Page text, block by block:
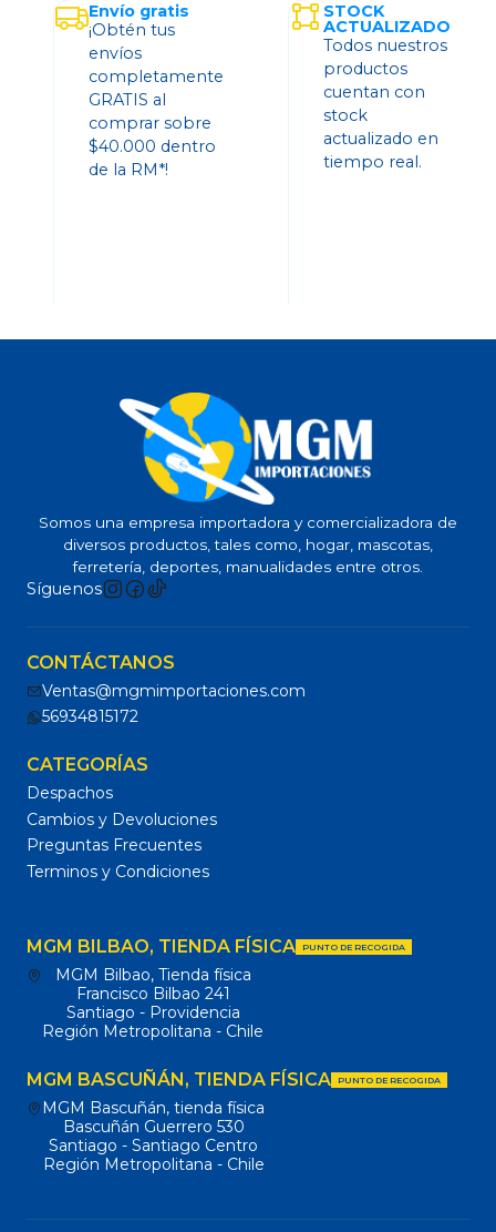
Envío gratis
¡Obtén tus
envíos
completamente
GRATIS al
comprar sobre
$40.000 dentro
de la RM*!
STOCK
ACTUALIZADO
Todos nuestros
productos
cuentan con
stock
actualizado en
tiempo real.
Somos una empresa importadora y comercializadora de
diversos productos, tales como, hogar, mascotas,
ferretería, deportes, manualidades entre otros.
Síguenos
CONTÁCTANOS
Ventas@mgmimportaciones.com
56934815172
CATEGORÍAS
Despachos
Cambios y Devoluciones
Preguntas Frecuentes
Terminos y Condiciones
MGM BILBAO, TIENDA FÍSICA PUNTO DE RECOGIDA
MGM Bilbao, Tienda física
Francisco Bilbao 241
Santiago - Providencia
Región Metropolitana - Chile
MGM BASCUÑÁN, TIENDA FÍSICA PUNTO DE RECOGIDA
MGM Bascuñán, tienda física
Bascuñán Guerrero 530
Santiago - Santiago Centro
Región Metropolitana - Chile